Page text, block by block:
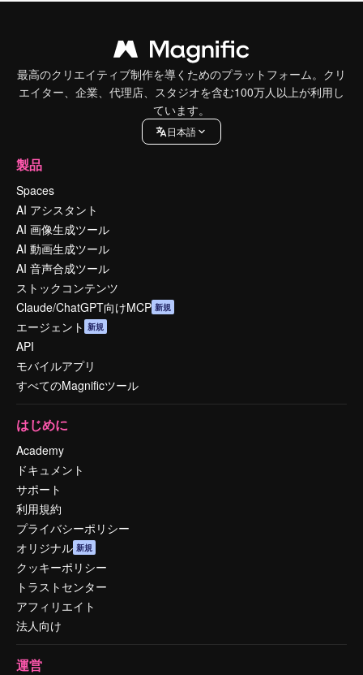
最高のクリエイティブ制作を導くためのプラットフォーム。クリ
エイター、企業、代理店、スタジオを含む100万人以上が利用し
ています。
日本語
製品
Spaces
AI アシスタント
AI 画像生成ツール
AI 動画生成ツール
AI 音声合成ツール
ストックコンテンツ
Claude/ChatGPT向けMCP 新規
エージェント 新規
API
モバイルアプリ
すべてのMagnificツール
はじめに
Academy
ドキュメント
サポート
利用規約
プライバシーポリシー
オリジナル 新規
クッキーポリシー
トラストセンター
アフィリエイト
法人向け
運営